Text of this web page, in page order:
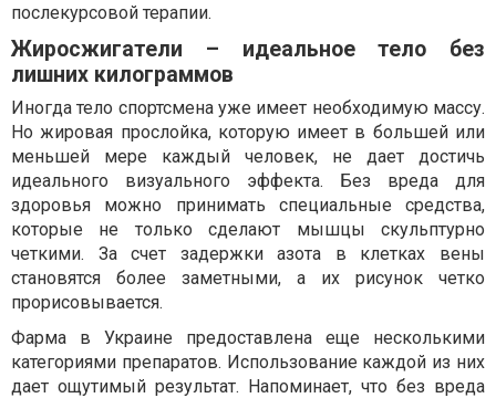
послекурсовой терапии.
Жиросжигатели – идеальное тело без
лишних килограммов
Иногда тело спортсмена уже имеет необходимую массу.
Но жировая прослойка, которую имеет в большей или
меньшей мере каждый человек, не дает достичь
идеального визуального эффекта. Без вреда для
здоровья можно принимать специальные средства,
которые не только сделают мышцы скульптурно
четкими. За счет задержки азота в клетках вены
становятся более заметными, а их рисунок четко
прорисовывается.
Фарма в Украине предоставлена еще несколькими
категориями препаратов. Использование каждой из них
дает ощутимый результат. Напоминает, что без вреда